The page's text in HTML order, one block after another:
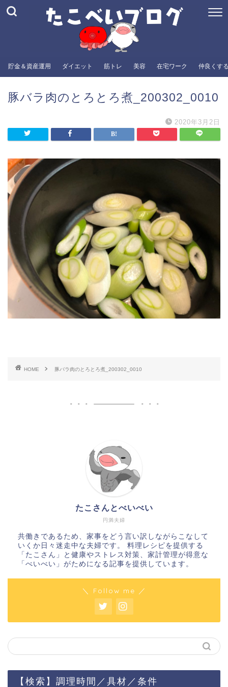
貯金＆資産運用 ダイエット 筋トレ 美容 在宅ワーク 仲良くす
豚バラ肉のとろとろ煮_200302_0010
2020年3月2日
HOME 豚バラ肉のとろとろ煮_200302_0010
円満夫婦
たこさんとべいべい
共働きであるため、家事をどう言い訳しながらこなして
いくか日々迷走中な夫婦です。 料理レシピを提供する
「たこさん」と健康やストレス対策、家計管理が得意な
「べいべい」がためになる記事を提供しています。
＼ Follow me ／
【検索】調理時間／具材／条件